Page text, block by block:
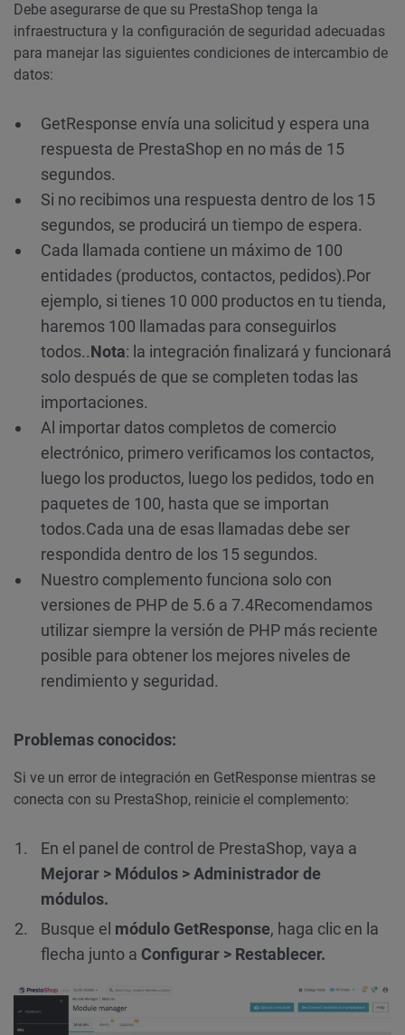
Debe asegurarse de que su PrestaShop tenga la
infraestructura y la configuración de seguridad adecuadas
para manejar las siguientes condiciones de intercambio de
datos:
GetResponse envía una solicitud y espera una
respuesta de PrestaShop en no más de 15
segundos.
Si no recibimos una respuesta dentro de los 15
segundos, se producirá un tiempo de espera.
Cada llamada contiene un máximo de 100
entidades (productos, contactos, pedidos).Por
ejemplo, si tienes 10 000 productos en tu tienda,
haremos 100 llamadas para conseguirlos
todos..Nota: la integración finalizará y funcionará
solo después de que se completen todas las
importaciones.
Al importar datos completos de comercio
electrónico, primero verificamos los contactos,
luego los productos, luego los pedidos, todo en
paquetes de 100, hasta que se importan
todos.Cada una de esas llamadas debe ser
respondida dentro de los 15 segundos.
Nuestro complemento funciona solo con
versiones de PHP de 5.6 a 7.4Recomendamos
utilizar siempre la versión de PHP más reciente
posible para obtener los mejores niveles de
rendimiento y seguridad.
Problemas conocidos:
Si ve un error de integración en GetResponse mientras se
conecta con su PrestaShop, reinicie el complemento:
En el panel de control de PrestaShop, vaya a
Mejorar > Módulos > Administrador de
módulos.
Busque el módulo GetResponse, haga clic en la
flecha junto a Configurar > Restablecer.